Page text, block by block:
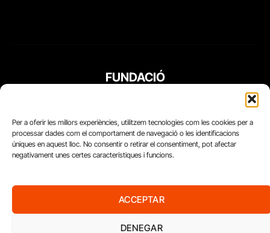
Per a oferir les millors experiències, utilitzem tecnologies com les cookies per a
processar dades com el comportament de navegació o les identificacions
úniques en aquest lloc. No consentir o retirar el consentiment, pot afectar
negativament unes certes característiques i funcions.
ACCEPTAR
DENEGAR
FUNDACIÓ